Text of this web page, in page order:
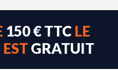
150 € TTC LE
GRATUIT